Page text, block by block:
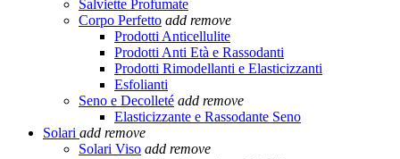
Salviette Profumate
Corpo Perfetto add remove
Prodotti Anticellulite
Prodotti Anti Età e Rassodanti
Prodotti Rimodellanti e Elasticizzanti
Esfolianti
Seno e Decolleté add remove
Elasticizzante e Rassodante Seno
Solari add remove
Solari Viso add remove